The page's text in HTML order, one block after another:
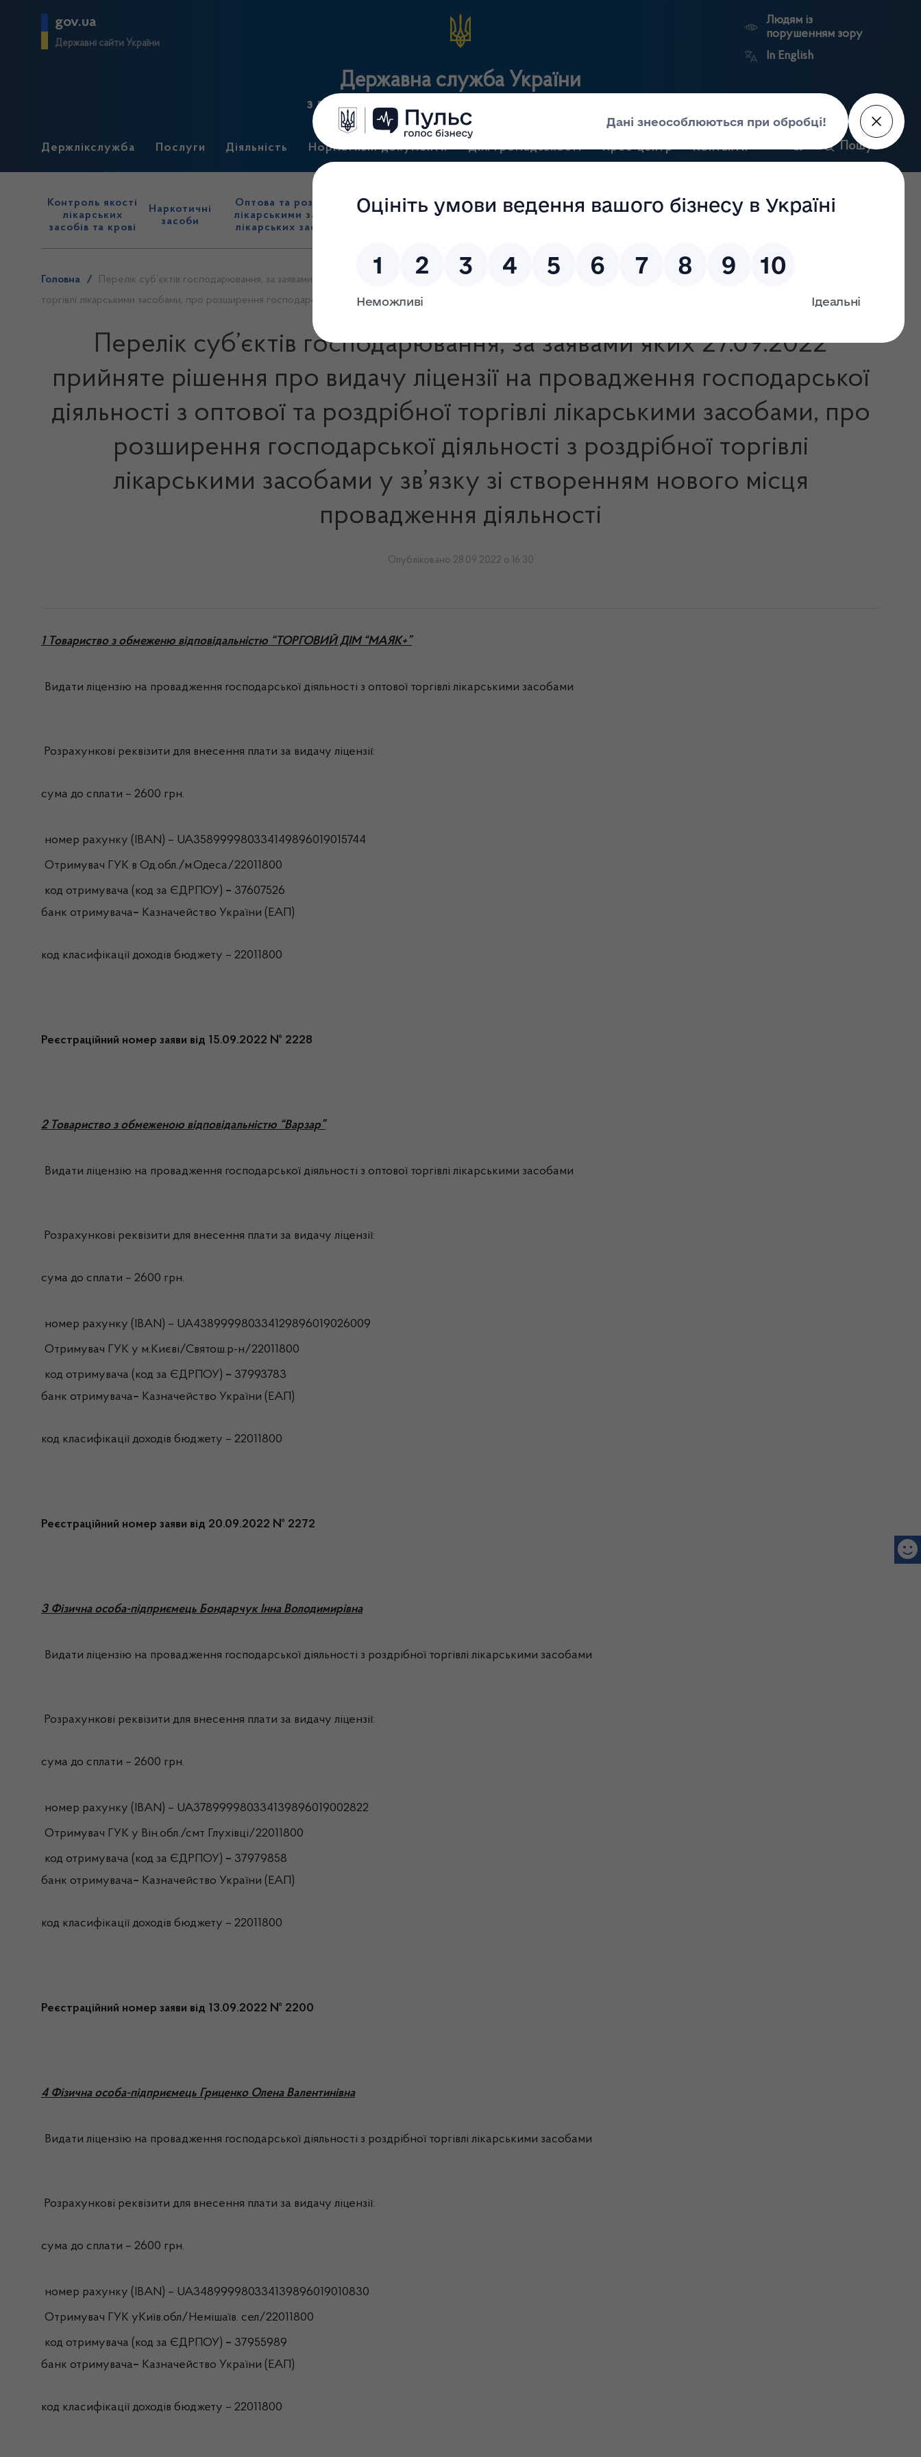
gov.ua
Державні сайти України
Державна служба України
з лікарських засобів та контролю за наркотиками
Людям із
порушенням зору
In English
Держлікслужба Послуги Діяльність Нормативні документи Для громадськості Прес-центр Контакти Пошук
Контроль якості
лікарських
засобів та крові
Наркотичні
засоби
Оптова та роздрібна торгівля
лікарськими засобами, імпорт
лікарських засобів (крім АФІ)
Державний
нагляд
виробництва лікарських
Ринковий
Державні
Антикорупційний
портал
Головна /
Перелік суб’єктів господарювання, за заявами яких 27.09.2022 прийняте рішення про видачу ліцензії на провадження господарської діяльності з оптової та роздрібної
торгівлі лікарськими засобами, про розширення господарської діяльності з роздрібної торгівлі лікарськими засобами у зв’язку зі створенням нового місця провадження діяльності
Перелік суб’єктів господарювання, за заявами яких 27.09.2022
прийняте рішення про видачу ліцензії на провадження господарської
діяльності з оптової та роздрібної торгівлі лікарськими засобами, про
розширення господарської діяльності з роздрібної торгівлі
лікарськими засобами у зв’язку зі створенням нового місця
провадження діяльності
Опубліковано 28.09.2022 о 16:30
1 Товариство з обмеженю відповідальністю “ТОРГОВИЙ ДІМ “МАЯК+”
Видати ліцензію на провадження господарської діяльності з оптової торгівлі лікарськими засобами
Розрахункові реквізити для внесення плати за видачу ліцензії:
сума до сплати – 2600 грн.
номер рахунку (IBAN) – UA358999980334149896019015744
Отримувач ГУК в Од.обл./м.Одеса/22011800
код отримувача (код за ЄДРПОУ) – 37607526
банк отримувача– Казначейство України (ЕАП)
код класифікації доходів бюджету – 22011800
Реєстраційний номер заяви від 15.09.2022 № 2228
2 Товариство з обмеженою відповідальністю “Варзар”
Видати ліцензію на провадження господарської діяльності з оптової торгівлі лікарськими засобами
Розрахункові реквізити для внесення плати за видачу ліцензії:
сума до сплати – 2600 грн.
номер рахунку (IBAN) – UA438999980334129896019026009
Отримувач ГУК у м.Києві/Святош.р-н/22011800
код отримувача (код за ЄДРПОУ) – 37993783
банк отримувача– Казначейство України (ЕАП)
код класифікації доходів бюджету – 22011800
Реєстраційний номер заяви від 20.09.2022 № 2272
3 Фізична особа-підприємець Бондарчук Інна Володимирівна
Видати ліцензію на провадження господарської діяльності з роздрібної торгівлі лікарськими засобами
Розрахункові реквізити для внесення плати за видачу ліцензії:
сума до сплати – 2600 грн.
номер рахунку (IBAN) – UA378999980334139896019002822
Отримувач ГУК у Він.обл./смт Глухівці/22011800
код отримувача (код за ЄДРПОУ) – 37979858
банк отримувача– Казначейство України (ЕАП)
код класифікації доходів бюджету – 22011800
Реєстраційний номер заяви від 13.09.2022 № 2200
4 Фізична особа-підприємець Гриценко Олена Валентинівна
Видати ліцензію на провадження господарської діяльності з роздрібної торгівлі лікарськими засобами
Розрахункові реквізити для внесення плати за видачу ліцензії:
сума до сплати – 2600 грн.
номер рахунку (IBAN) – UA348999980334139896019010830
Отримувач ГУК уКиїв.обл/Немішаїв. сел/22011800
код отримувача (код за ЄДРПОУ) – 37955989
банк отримувача– Казначейство України (ЕАП)
код класифікації доходів бюджету – 22011800